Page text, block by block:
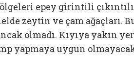
epey girintili
zeytin ve çam ağaçları.
olmadı. Kıyıya yakın
yapmaya uygun